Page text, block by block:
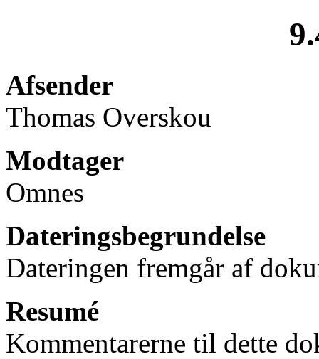
Afsender
Thomas Overskou
Modtager
Omnes
Dateringsbegrundelse
Dateringen fremgår af
Resumé
Kommentarerne til dette